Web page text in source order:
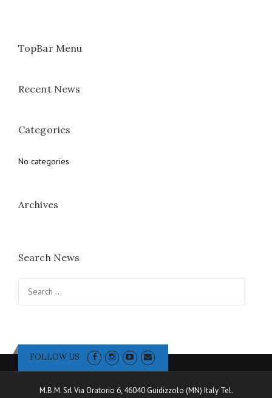
TopBar Menu
Recent News
Categories
No categories
Archives
Search News
FOLLOW US
M.B.M. Srl Via Oratorio 6, 46040 Guidizzolo (MN) Italy Tel.